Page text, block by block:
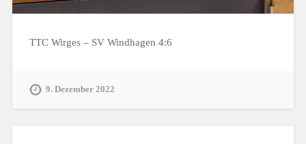
TTC Wirges – SV Windhagen 4:6
9. Dezember 2022